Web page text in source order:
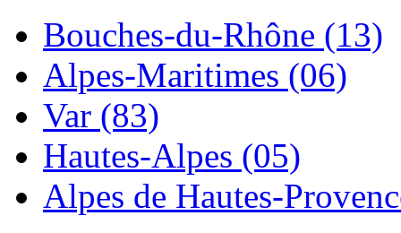
Bouches-du-Rhône (13)
Alpes-Maritimes (06)
Var (83)
Hautes-Alpes (05)
Alpes de Hautes-